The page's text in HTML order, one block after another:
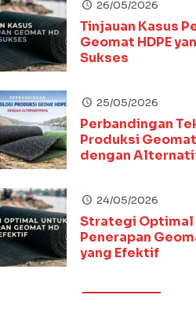
26/05/2026
Tinjauan Kasus
Geomat HDPE
Sukses
25/05/2026
Perbandingan
Produksi Geomat
dengan
24/05/2026
Strategi Optimal
Penerapan
yang Efektif